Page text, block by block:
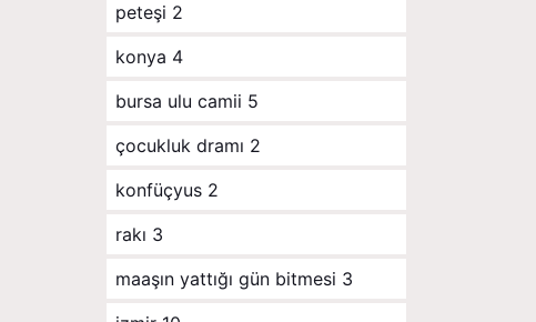
peteşi 2
konya 4
bursa ulu camii 5
çocukluk dramı 2
konfüçyus 2
rakı 3
maaşın yattığı gün bitmesi 3